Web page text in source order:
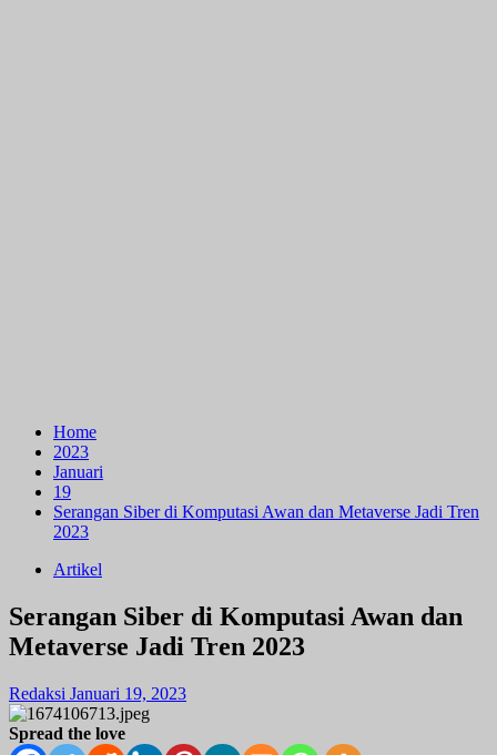
Home
2023
Januari
19
Serangan Siber di Komputasi Awan dan Metaverse Jadi Tren
2023
Artikel
Serangan Siber di Komputasi Awan dan
Metaverse Jadi Tren 2023
Redaksi Januari 19, 2023
Spread the love